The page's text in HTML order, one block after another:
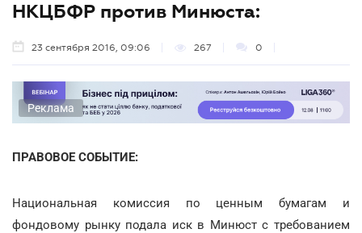
НКЦБФР против Минюста:
23 сентября 2016, 09:06 267 0
Реклама
ПРАВОВОЕ СОБЫТИЕ:
Национальная комиссия по ценным бумагам и
фондовому рынку подала иск в Минюст с требованием